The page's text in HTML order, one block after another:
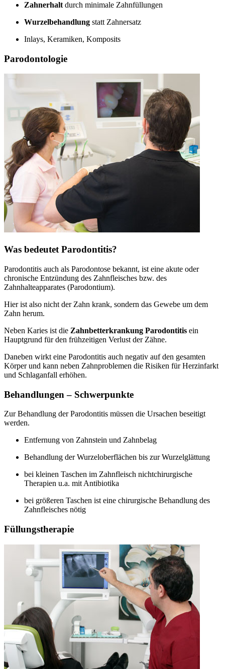
Zahnerhalt durch minimale Zahnfüllungen
Wurzelbehandlung statt Zahnersatz
Inlays, Keramiken, Komposits
Parodontologie
Was bedeutet Parodontitis?
Parodontitis auch als Parodontose bekannt, ist eine akute oder
chronische Entzündung des Zahnfleisches bzw. des
Zahnhalteapparates (Parodontium).
Hier ist also nicht der Zahn krank, sondern das Gewebe um dem
Zahn herum.
Neben Karies ist die Zahnbetterkrankung Parodontitis ein
Hauptgrund für den frühzeitigen Verlust der Zähne.
Daneben wirkt eine Parodontitis auch negativ auf den gesamten
Körper und kann neben Zahnproblemen die Risiken für Herzinfarkt
und Schlaganfall erhöhen.
Behandlungen – Schwerpunkte
Zur Behandlung der Parodontitis müssen die Ursachen beseitigt
werden.
Entfernung von Zahnstein und Zahnbelag
Behandlung der Wurzeloberflächen bis zur Wurzelglättung
bei kleinen Taschen im Zahnfleisch nichtchirurgische
Therapien u.a. mit Antibiotika
bei größeren Taschen ist eine chirurgische Behandlung des
Zahnfleisches nötig
Füllungstherapie